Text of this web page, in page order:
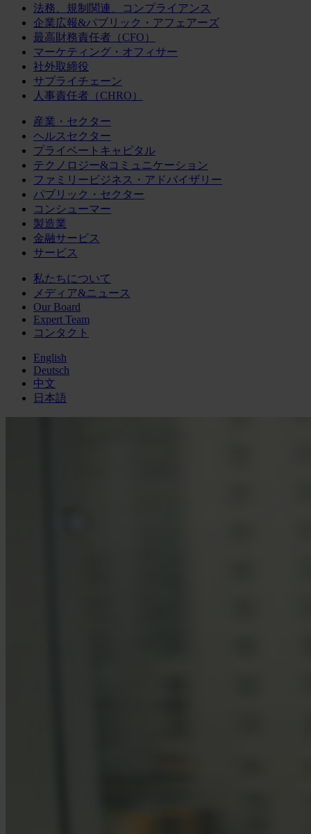
法務、規制関連、コンプライアンス
企業広報&パブリック・アフェアーズ
最高財務責任者（CFO）
マーケティング・オフィサー
社外取締役
サプライチェーン
人事責任者（CHRO）
産業・セクター
ヘルスセクター
プライベートキャピタル
テクノロジー&コミュニケーション
ファミリービジネス・アドバイザリー
パブリック・セクター
コンシューマー
製造業
金融サービス
サービス
私たちについて
メディア&ニュース
Our Board
Expert Team
コンタクト
English
Deutsch
中文
日本語